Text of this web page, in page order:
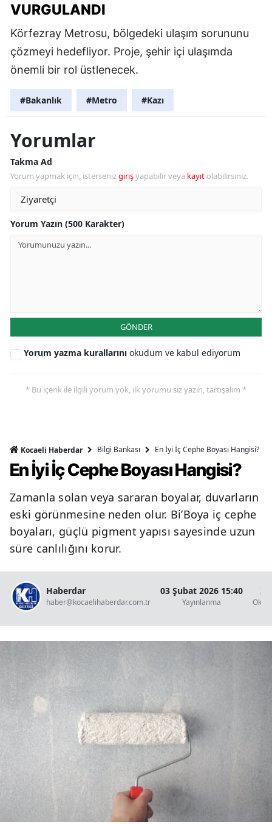
VURGULANDI
Körfezray Metrosu, bölgedeki ulaşım sorununu
çözmeyi hedefliyor. Proje, şehir içi ulaşımda
önemli bir rol üstlenecek.
#Bakanlık #Metro #Kazı
Yorumlar
Takma Ad
Yorum yapmak için, istersenizgirişyapabilir veya kayıt olabilirsiniz.
Yorum Yazın (500 Karakter)
GÖNDER
Yorum yazma kurallarını okudum ve kabul ediyorum
* Bu içerik ile ilgili yorum yok, ilk yorumu siz yazın, tartışalım *
Kocaeli Haberdar Bilgi Bankası En İyi İç Cephe Boyası Hangisi?
En İyi İç Cephe Boyası Hangisi?
Zamanla solan veya sararan boyalar, duvarların
eski görünmesine neden olur. Bi’Boya iç cephe
boyaları, güçlü pigment yapısı sayesinde uzun
süre canlılığını korur.
Haberdar
haber@kocaelihaberdar.com.tr
03 Şubat 2026 15:40
Yayınlanma
2